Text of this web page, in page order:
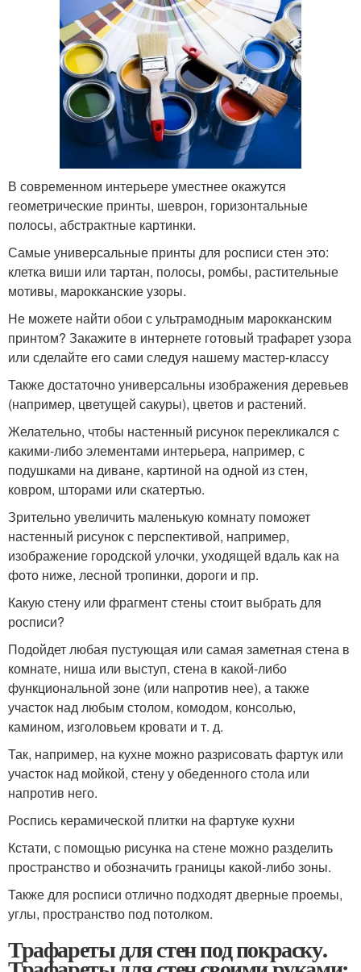
В современном интерьере уместнее окажутся
геометрические принты, шеврон, горизонтальные
полосы, абстрактные картинки.
Самые универсальные принты для росписи стен это:
клетка виши или тартан, полосы, ромбы, растительные
мотивы, марокканские узоры.
Не можете найти обои с ультрамодным марокканским
принтом? Закажите в интернете готовый трафарет узора
или сделайте его сами следуя нашему мастер-классу
Также достаточно универсальны изображения деревьев
(например, цветущей сакуры), цветов и растений.
Желательно, чтобы настенный рисунок перекликался с
какими-либо элементами интерьера, например, с
подушками на диване, картиной на одной из стен,
ковром, шторами или скатертью.
Зрительно увеличить маленькую комнату поможет
настенный рисунок с перспективой, например,
изображение городской улочки, уходящей вдаль как на
фото ниже, лесной тропинки, дороги и пр.
Какую стену или фрагмент стены стоит выбрать для
росписи?
Подойдет любая пустующая или самая заметная стена в
комнате, ниша или выступ, стена в какой-либо
функциональной зоне (или напротив нее), а также
участок над любым столом, комодом, консолью,
камином, изголовьем кровати и т. д.
Так, например, на кухне можно разрисовать фартук или
участок над мойкой, стену у обеденного стола или
напротив него.
Роспись керамической плитки на фартуке кухни
Кстати, с помощью рисунка на стене можно разделить
пространство и обозначить границы какой-либо зоны.
Также для росписи отлично подходят дверные проемы,
углы, пространство под потолком.
Трафареты для стен под покраску.